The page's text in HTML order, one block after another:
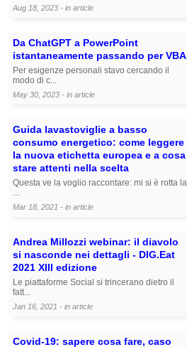
Aug 18, 2023 - in article
Da ChatGPT a PowerPoint
istantaneamente passando per VBA
Per esigenze personali stavo cercando il
modo di c...
May 30, 2023 - in article
Guida lavastoviglie a basso
consumo energetico: come leggere
la nuova etichetta europea e a cosa
stare attenti nella scelta
Questa ve la voglio raccontare: mi si è rotta la
Mar 18, 2021 - in article
Andrea Millozzi webinar: il diavolo
si nasconde nei dettagli - DIG.Eat
2021 XIII edizione
Le piattaforme Social si trincerano dietro il
fatt...
Jan 16, 2021 - in article
Covid-19: sapere cosa fare, caso